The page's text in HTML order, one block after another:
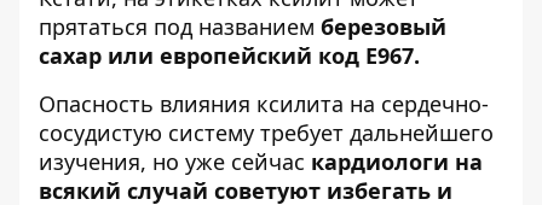
прятаться под названием березовый
сахар или европейский код Е967.
Опасность влияния ксилита на сердечно-
сосудистую систему требует дальнейшего
изучения, но уже сейчас кардиологи на
всякий случай советуют избегать и